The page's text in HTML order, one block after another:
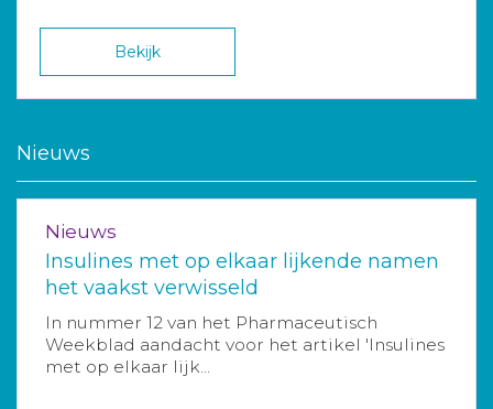
Bekijk
Nieuws
Nieuws
Insulines met op elkaar lijkende namen
het vaakst verwisseld
In nummer 12 van het Pharmaceutisch
Weekblad aandacht voor het artikel 'Insulines
met op elkaar lijk...